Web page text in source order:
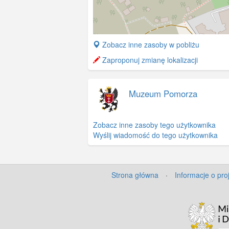
+
−
Zobacz inne zasoby w pobliżu
Zaproponuj zmianę lokalizacji
Muzeum Pomorza
Zobacz inne zasoby tego użytkownika
Wyślij wiadomość do tego użytkownika
Strona główna · Informacje o